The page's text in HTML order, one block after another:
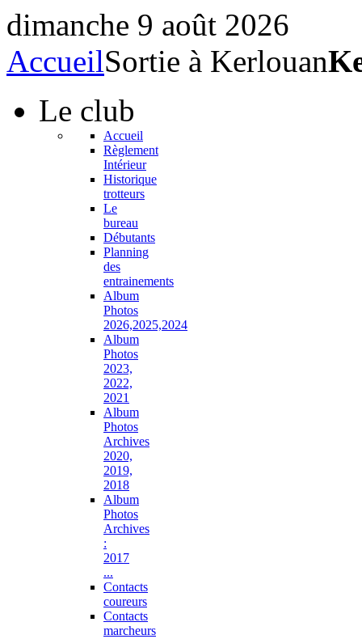
dimanche 9 août 2026
AccueilSortie à Kerlouan
Le club
Accueil
Règlement
Intérieur
Historique
trotteurs
Le
bureau
Débutants
Planning
des
entrainements
Album
Photos
2026,2025,2024
Album
Photos
2023,
2022,
2021
Album
Photos
Archives
2020,
2019,
2018
Album
Photos
Archives
:
2017
...
Contacts
coureurs
Contacts
marcheurs